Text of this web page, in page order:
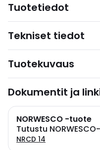
Tuotetiedot
Tekniset tiedot
Tuotekuvaus
Dokumentit ja
NORWESCO -tuote
Tutustu
NRCD 14